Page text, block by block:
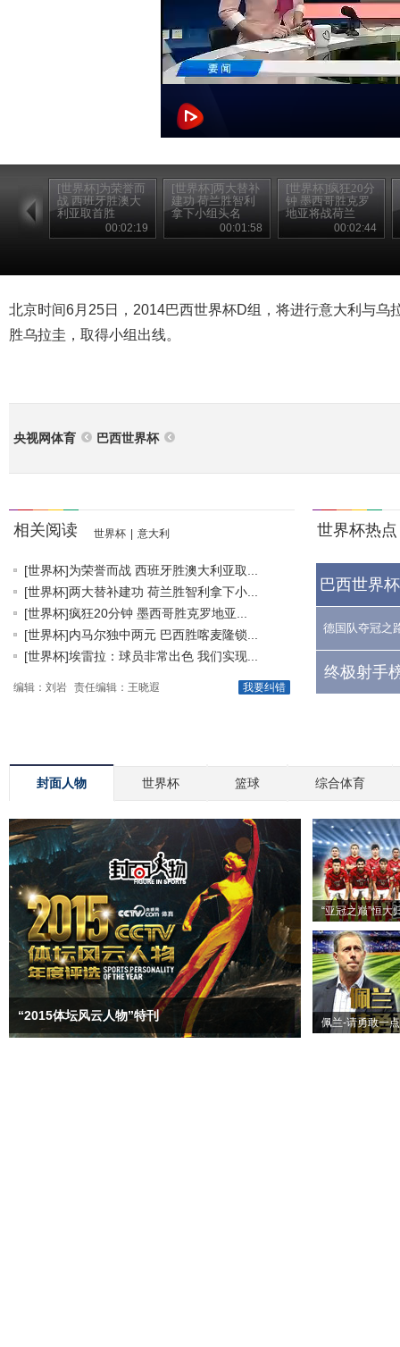
[世界杯]为荣誉而
战 西班牙胜澳大
利亚取首胜
00:02:19
[世界杯]两大替补
建功 荷兰胜智利
拿下小组头名
00:01:58
[世界杯]疯狂20分
钟 墨西哥胜克罗
地亚将战荷兰
00:02:44
北京时间6月25日，2014巴西世界杯D组，将进行意大利与乌
胜乌拉圭，取得小组出线。
央视网体育 巴西世界杯
相关阅读 世界杯 意大利
[世界杯]为荣誉而战 西班牙胜澳大利亚取...
[世界杯]两大替补建功 荷兰胜智利拿下小...
[世界杯]疯狂20分钟 墨西哥胜克罗地亚...
[世界杯]内马尔独中两元 巴西胜喀麦隆锁...
[世界杯]埃雷拉：球员非常出色 我们实现...
我要纠错
编辑：刘岩 责任编辑：王晓遐
世界杯热点
巴西世界
德国队夺冠之
终极射手
封面人物 世界杯 篮球 综合体育
“2015体坛风云人物”特刊
“亚冠之巅”恒大
佩兰-请勇敢一点